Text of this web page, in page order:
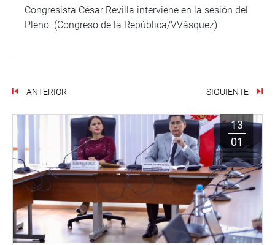
Congresista César Revilla interviene en la sesión del
Pleno. (Congreso de la República/VVásquez)
ANTERIOR SIGUIENTE
13
01